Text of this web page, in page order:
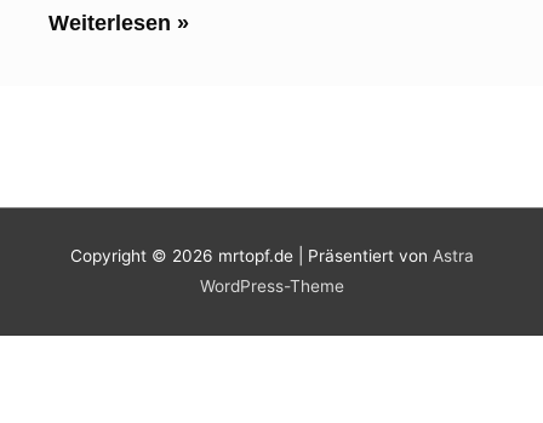
Weiterlesen »
Copyright © 2026 mrtopf.de| Präsentiert von Astra
WordPress-Theme